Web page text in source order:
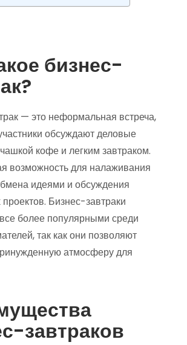
бизнес-
— это неформальная встреча,
обсуждают деловые
кофе и легким завтраком.
возможность для налаживания
идеями и обсуждения
Бизнес-завтраки
более популярными среди
так как они позволяют
атмосферу для
завтраков